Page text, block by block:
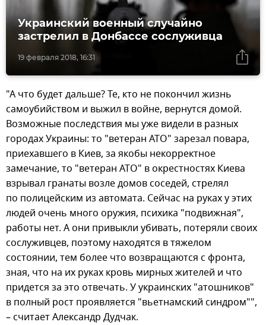
19 февраля 2018, 16:31
Украинский военный случайно
застрелил в Донбассе сослуживца
"А что будет дальше? Те, кто не покончил жизнь
самоубийством и выжил в войне, вернутся домой.
Возможные последствия мы уже видели в разных
городах Украины: то "ветеран АТО" зарезал повара,
приехавшего в Киев, за якобы некорректное
замечание, то "ветеран АТО" в окрестностях Киева
взрывал гранаты возле домов соседей, стрелял
по полицейским из автомата. Сейчас на руках у этих
людей очень много оружия, психика "подвижная",
работы нет. А они привыкли убивать, потеряли своих
сослуживцев, поэтому находятся в тяжелом
состоянии, тем более что возвращаются с фронта,
зная, что на их руках кровь мирных жителей и что
придется за это отвечать. У украинских "атошников"
в полный рост проявляется "вьетнамский синдром"",
– считает Александр Дудчак.